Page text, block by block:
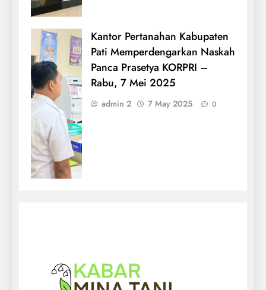
Kantor Pertanahan Kabupaten
Pati Memperdengarkan Naskah
Panca Prasetya KORPRI –
Rabu, 7 Mei 2025
admin 2 7 May 2025 0